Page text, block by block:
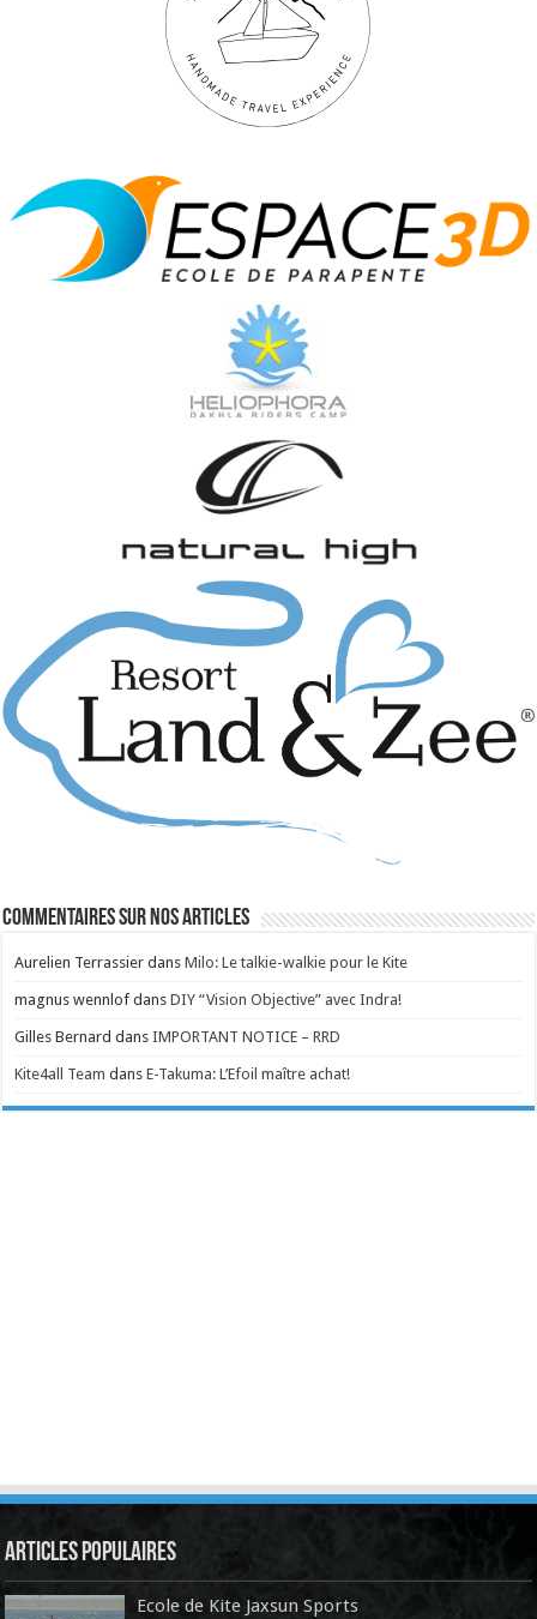
Commentaires sur nos articles
Aurelien Terrassier dansMilo: Le talkie-walkie pour le Kite
magnus wennlof dansDIY “Vision Objective” avec Indra!
Gilles Bernard dansIMPORTANT NOTICE – RRD
Kite4all Team dansE-Takuma: L’Efoil maître achat!
Articles Populaires
Ecole de Kite Jaxsun Sports